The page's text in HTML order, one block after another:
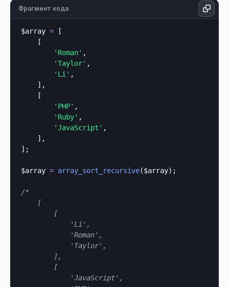
Фрагмент кода
$array = [
    [
'Roman' ,
'Taylor' ,
'Li' ,
    ],
    [
'PHP' ,
'Ruby' ,
'JavaScript' ,
    ],
];
$array = array_sort_recursive($array);
/*
    [
        [
            'Li',
            'Roman',
            'Taylor',
        ],
        [
            'JavaScript',